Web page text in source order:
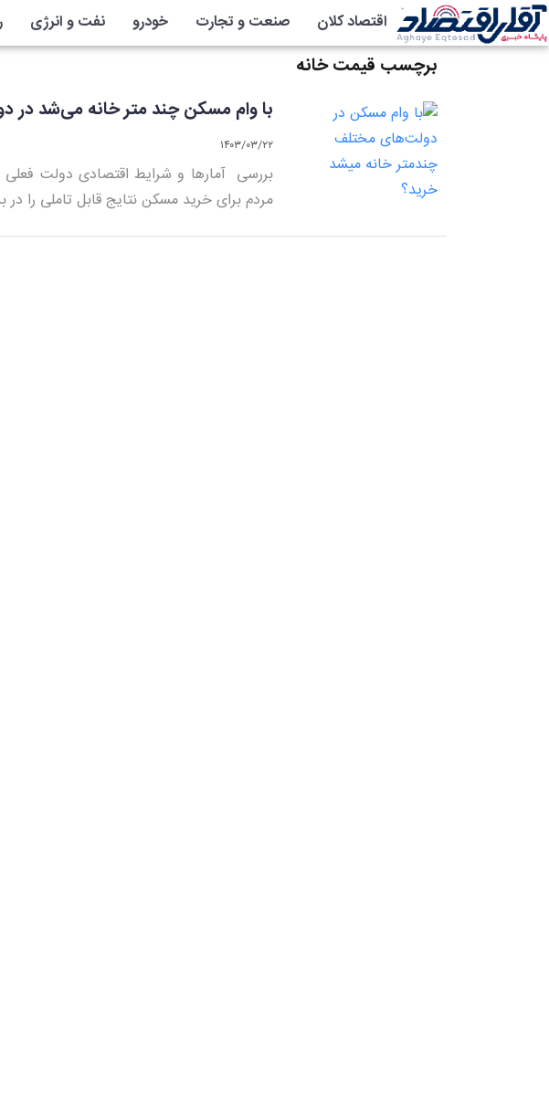
اقتصاد کلان صنعت و تجارت خودرو نفت و انرژی
برچسب قیمت خانه
با وام مسکن چند متر خانه می‌شد
۱۴۰۳/۰۳/۲۲
بررسی آمارها و شرایط اقتصادی دولت
مردم برای خرید مسکن نتایج قابل تاملی را در